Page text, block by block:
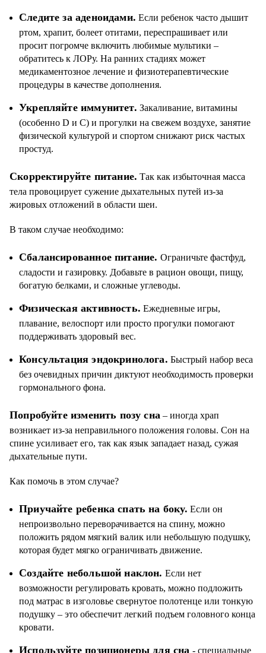
Следите за аденоидами. Если ребенок часто дышит
ртом, храпит, болеет отитами, переспрашивает или
просит погромче включить любимые мультики –
обратитесь к ЛОРу. На ранних стадиях может
медикаментозное лечение и физиотерапевтические
процедуры в качестве дополнения.
Укрепляйте иммунитет. Закаливание, витамины
(особенно D и C) и прогулки на свежем воздухе, занятие
физической культурой и спортом снижают риск частых
простуд.
Скорректируйте питание. Так как избыточная масса
тела провоцирует сужение дыхательных путей из-за
жировых отложений в области шеи.
В таком случае необходимо:
Сбалансированное питание. Ограничьте фастфуд,
сладости и газировку. Добавьте в рацион овощи, пищу,
богатую белками, и сложные углеводы.
Физическая активность. Ежедневные игры,
плавание, велоспорт или просто прогулки помогают
поддерживать здоровый вес.
Консультация эндокринолога. Быстрый набор веса
без очевидных причин диктуют необходимость проверки
гормонального фона.
Попробуйте изменить позу сна – иногда храп
возникает из-за неправильного положения головы. Сон на
спине усиливает его, так как язык западает назад, сужая
дыхательные пути.
Как помочь в этом случае?
Приучайте ребенка спать на боку. Если он
непроизвольно переворачивается на спину, можно
положить рядом мягкий валик или небольшую подушку,
которая будет мягко ограничивать движение.
Создайте небольшой наклон. Если нет
возможности регулировать кровать, можно подложить
под матрас в изголовье свернутое полотенце или тонкую
подушку – это обеспечит легкий подъем головного конца
кровати.
Используйте позиционеры для сна - специальные